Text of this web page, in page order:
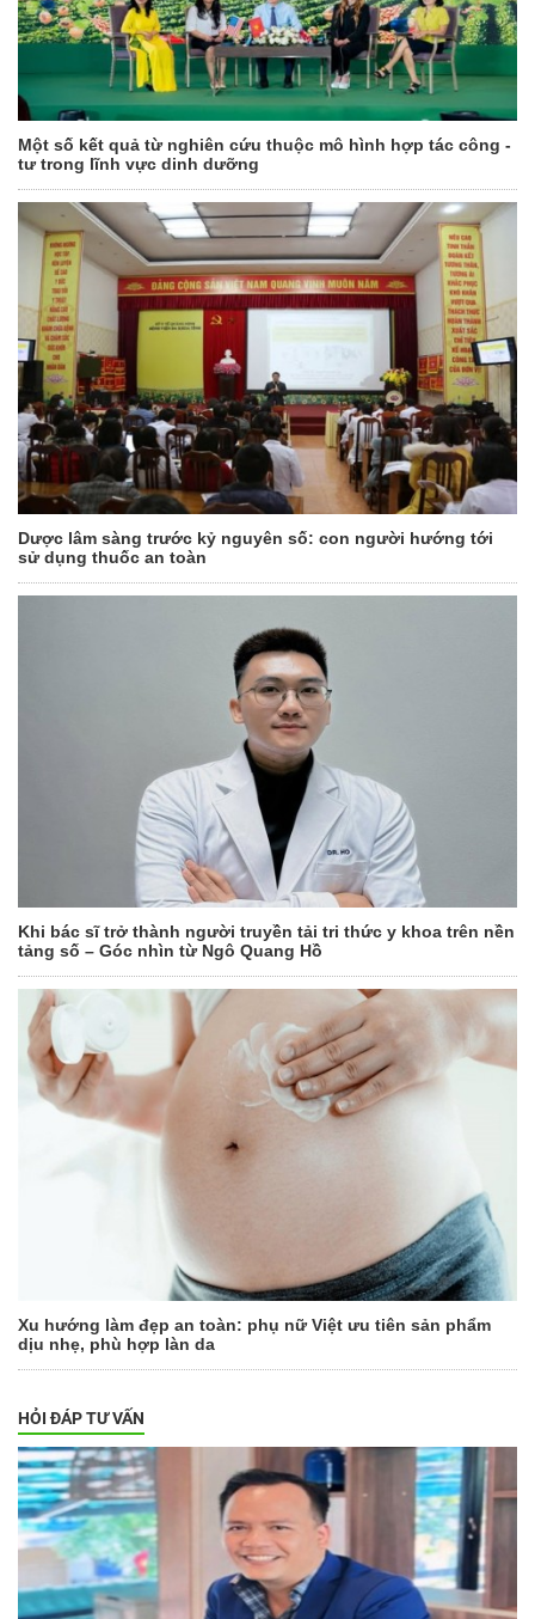
Một số kết quả từ nghiên cứu thuộc mô hình hợp tác công -
tư trong lĩnh vực dinh dưỡng
Dược lâm sàng trước kỷ nguyên số: con người hướng tới
sử dụng thuốc an toàn
Khi bác sĩ trở thành người truyền tải tri thức y khoa trên nền
tảng số – Góc nhìn từ Ngô Quang Hồ
Xu hướng làm đẹp an toàn: phụ nữ Việt ưu tiên sản phẩm
dịu nhẹ, phù hợp làn da
HỎI ĐÁP TƯ VẤN